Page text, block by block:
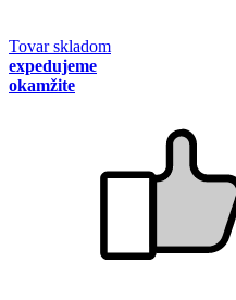
Tovar skladom
expedujeme
okamžite